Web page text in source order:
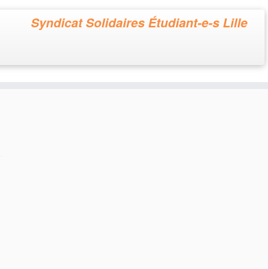
Syndicat Solidaires Étudiant-e-s Lille